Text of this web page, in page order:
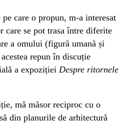
care o propun, m-a interesat
care se pot trasa între diferite
a omului (figură umană și
repun în discuție
a expoziției Despre ritornele
mă măsor reciproc cu o
din planurile de arhitectură